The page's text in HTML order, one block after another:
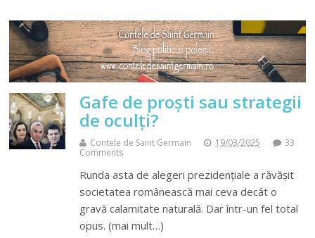
Gafe de proşti sau strategii
de oculţi?
Contele de Saint Germain 19/03/2025
33
Comments
Runda asta de alegeri prezidenţiale a răvăşit
societatea românească mai ceva decât o
gravă calamitate naturală. Dar într-un fel total
opus. (mai mult…)